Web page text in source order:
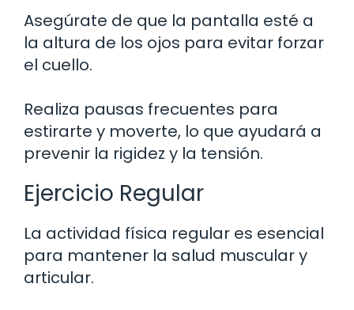
Asegúrate de que la pantalla esté a
la altura de los ojos para evitar forzar
el cuello.
Realiza pausas frecuentes para
estirarte y moverte, lo que ayudará a
prevenir la rigidez y la tensión.
Ejercicio Regular
La actividad física regular es esencial
para mantener la salud muscular y
articular.